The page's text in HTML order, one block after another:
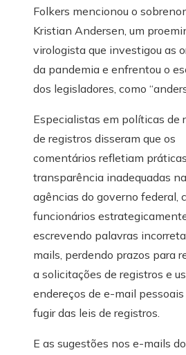
Folkers mencionou o
Kristian Andersen, um
virologista que investigou as
da pandemia e enfrentou o
dos legisladores, como
Especialistas em políticas de
de registros disseram que os
comentários refletiam
transparência inadequadas
agências do governo federal,
funcionários
escrevendo palavras
mails, perdendo prazos para
a solicitações de registros e
endereços de e-mail
fugir das leis de registros.
E as sugestões nos e-mails